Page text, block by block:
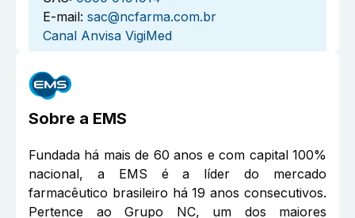
E-mail: sac@ncfarma.com.br
Canal Anvisa VigiMed
Sobre a EMS
Fundada há mais de 60 anos e com capital 100%
nacional, a EMS é a líder do mercado
farmacêutico brasileiro há 19 anos consecutivos.
Pertence ao Grupo NC, um dos maiores